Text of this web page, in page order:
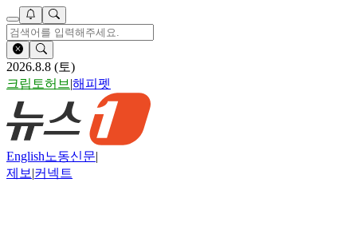
2026.8.8 (토)
크립토허브 |해피펫
English노동신문|
제보 |커넥트